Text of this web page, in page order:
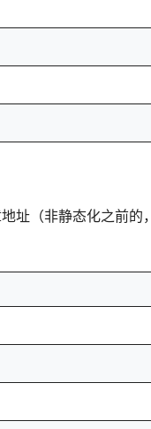
址（非静态化之前的，